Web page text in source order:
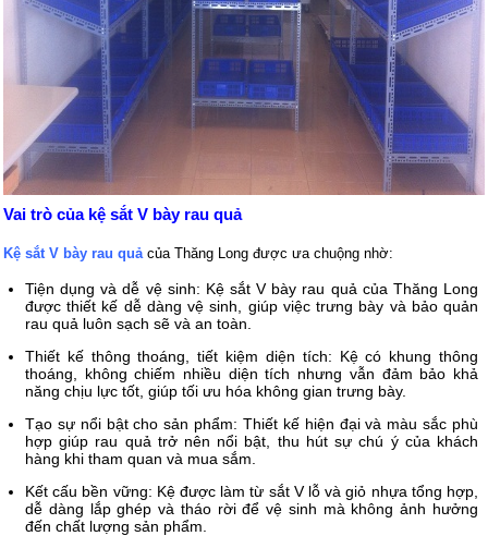
Vai trò của kệ sắt V bày rau quả
Kệ sắt V bày rau quả của Thăng Long được ưa chuộng nhờ:
Tiện dụng và dễ vệ sinh: Kệ sắt V bày rau quả của Thăng Long
được thiết kế dễ dàng vệ sinh, giúp việc trưng bày và bảo quản
rau quả luôn sạch sẽ và an toàn.
Thiết kế thông thoáng, tiết kiệm diện tích: Kệ có khung thông
thoáng, không chiếm nhiều diện tích nhưng vẫn đảm bảo khả
năng chịu lực tốt, giúp tối ưu hóa không gian trưng bày.
Tạo sự nổi bật cho sản phẩm: Thiết kế hiện đại và màu sắc phù
hợp giúp rau quả trở nên nổi bật, thu hút sự chú ý của khách
hàng khi tham quan và mua sắm.
Kết cấu bền vững: Kệ được làm từ sắt V lỗ và giỏ nhựa tổng hợp,
dễ dàng lắp ghép và tháo rời để vệ sinh mà không ảnh hưởng
đến chất lượng sản phẩm.